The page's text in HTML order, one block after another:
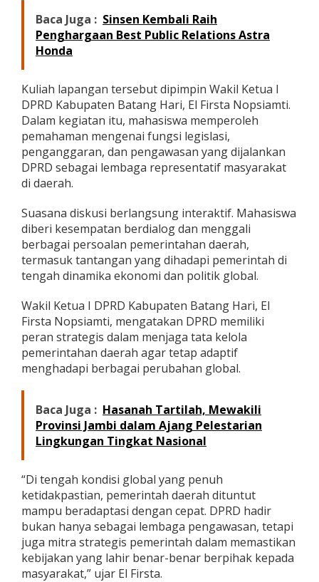
n
t
a
d
i
H
a
d
a
p
a
h
a
s
s
a
U
N
A
Baca Juga : Sinsen Kembali Raih
Penghargaan Best Public Relations Astra
Honda
Kuliah lapangan tersebut dipimpin Wakil Ketua I
DPRD Kabupaten Batang Hari, El Firsta Nopsiamti.
Dalam kegiatan itu, mahasiswa memperoleh
pemahaman mengenai fungsi legislasi,
penganggaran, dan pengawasan yang dijalankan
DPRD sebagai lembaga representatif masyarakat
di daerah.
Suasana diskusi berlangsung interaktif. Mahasiswa
diberi kesempatan berdialog dan menggali
berbagai persoalan pemerintahan daerah,
termasuk tantangan yang dihadapi pemerintah di
tengah dinamika ekonomi dan politik global.
Wakil Ketua I DPRD Kabupaten Batang Hari, El
Firsta Nopsiamti, mengatakan DPRD memiliki
peran strategis dalam menjaga tata kelola
pemerintahan daerah agar tetap adaptif
menghadapi berbagai perubahan global.
Baca Juga : Hasanah Tartilah, Mewakili
Provinsi Jambi dalam Ajang Pelestarian
Lingkungan Tingkat Nasional
“Di tengah kondisi global yang penuh
ketidakpastian, pemerintah daerah dituntut
mampu beradaptasi dengan cepat. DPRD hadir
bukan hanya sebagai lembaga pengawasan, tetapi
juga mitra strategis pemerintah dalam memastikan
kebijakan yang lahir benar-benar berpihak kepada
masyarakat,” ujar El Firsta.